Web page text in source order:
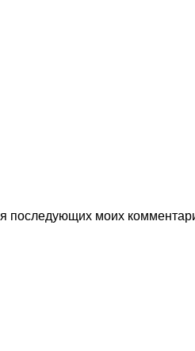
последующих моих